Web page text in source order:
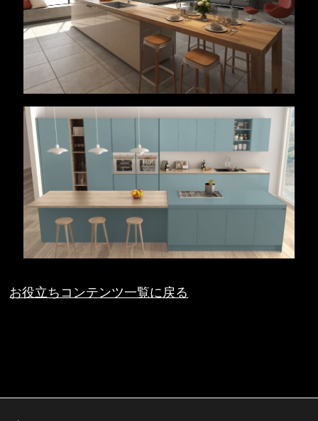
お役立ちコンテンツ一覧に戻る